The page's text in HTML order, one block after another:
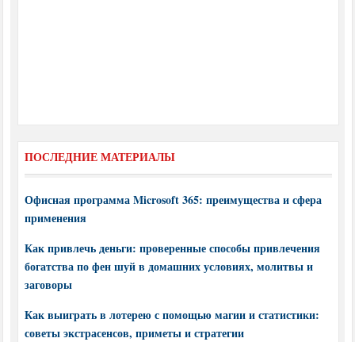
ПОСЛЕДНИЕ МАТЕРИАЛЫ
Офисная программа Microsoft 365: преимущества и сфера
применения
Как привлечь деньги: проверенные способы привлечения
богатства по фен шуй в домашних условиях, молитвы и
заговоры
Как выиграть в лотерею с помощью магии и статистики:
советы экстрасенсов, приметы и стратегии